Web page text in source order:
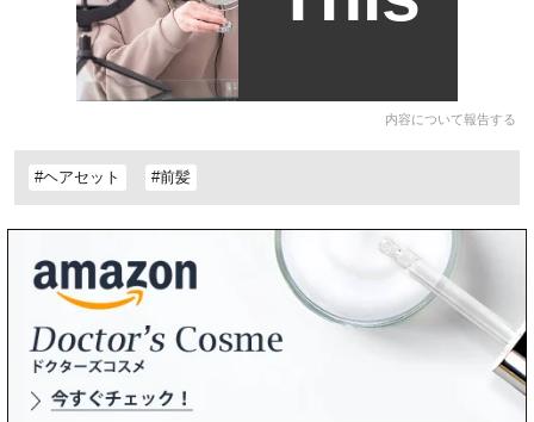
内容について報告する
#ヘアセット #前髪